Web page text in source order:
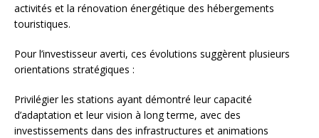
activités et la rénovation énergétique des hébergements
touristiques.
Pour l’investisseur averti, ces évolutions suggèrent plusieurs
orientations stratégiques :
Privilégier les stations ayant démontré leur capacité
d’adaptation et leur vision à long terme, avec des
investissements dans des infrastructures et animations